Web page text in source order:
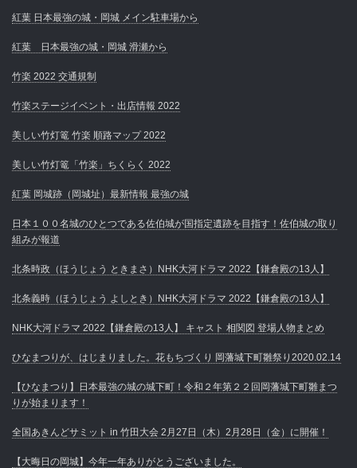
紅葉 日本最強の城・岡城 メイン駐車場から
紅葉 日本最強の城・岡城 滑瀬から
竹楽 2022 交通規制
竹楽ステージイベント・出店情報 2022
美しい竹灯篭 竹楽 順路マップ 2022
美しい竹灯篭「竹楽」ちくらく 2022
紅葉 岡城跡（岡城址）最新情報 最強の城
日本１００名城のひとつである佐伯城が国指定遺跡を目指す！佐伯城の取り
組みが報道
北条時政（ほうじょう ときまさ）NHK大河ドラマ 2022【鎌倉殿の13人】
北条義時（ほうじょう よしとき）NHK大河ドラマ 2022【鎌倉殿の13人】
NHK大河ドラマ 2022【鎌倉殿の13人】 キャスト 相関図 登場人物まとめ
ひなまつりが、はじまりました。花もちづくり 岡藩城下町雛祭り2020.02.14
【ひなまつり】日本最強の城の城下町！令和２年第２２回岡藩城下町雛まつ
りが始まります！
全国あきんどサミット in 竹田大会 2月27日（木）2月28日（金）に開催！
【大晦日の岡城】今年一年ありがとうございました。